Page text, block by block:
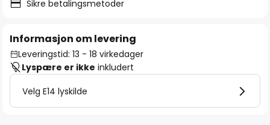
Sikre betalingsmetoder
Informasjon om levering
Leveringstid: 13 - 18 virkedager
Lyspære er ikke inkludert
Velg E14 lyskilde